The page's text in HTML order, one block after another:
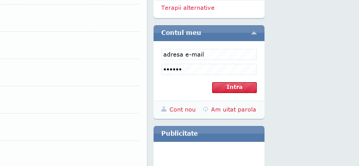
Terapii alternative
Contul meu
Cont nou Am uitat parola
Publicitate